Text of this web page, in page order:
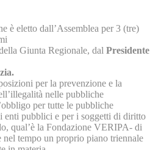
è eletto dall’Assemblea per 3 (tre)
Giunta Regionale, dal Presidente
per la prevenzione e la
nelle pubbliche
per tutte le pubbliche
enti pubblici e per i soggetti di diritto
qual’è la Fondazione VERIPA- di
nel tempo un proprio piano triennale